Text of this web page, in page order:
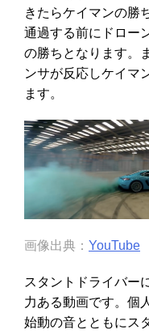
きたらケイマンの勝
通過する前にドロー
の勝ちとなります。
ンサが反応しケイマ
ます。
画像出典： YouTube
スタントドライバー
力ある動画です。個
始動の音とともにス